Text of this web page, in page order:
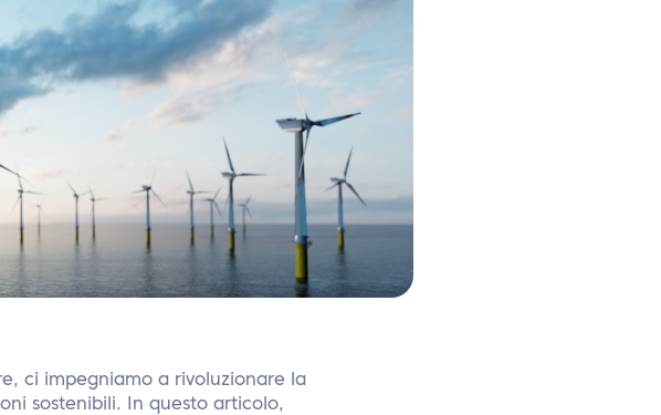
ci impegniamo a rivoluzionare la
sostenibili. In questo articolo,